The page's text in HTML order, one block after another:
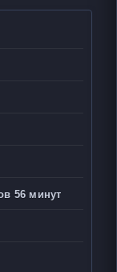
56 минут